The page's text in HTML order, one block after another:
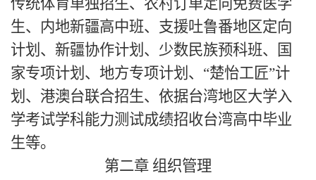
传统体育单独招生、农村订单定向免费医学
生、内地新疆高中班、支援吐鲁番地区定向
计划、新疆协作计划、少数民族预科班、国
家专项计划、地方专项计划、“楚怡工匠”计
划、港澳台联合招生、依据台湾地区大学入
学考试学科能力测试成绩招收台湾高中毕业
生等。
第二章 组织管理